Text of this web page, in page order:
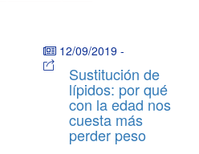
12/09/2019 -
Sustitución de
lípidos: por qué
con la edad nos
cuesta más
perder peso